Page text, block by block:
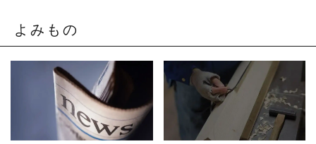
発動します。 来る日も来
も予想しなかった結果で
した。 無謀だと笑われた
婿社長の逆転劇、ついに
完結です。 あなたなら、
人生で一番大きな挑戦は
いたそうです。 それで
も、ダメ元で始めた初め
てのネットショップ運
たサイトに待っていたの
よみもの